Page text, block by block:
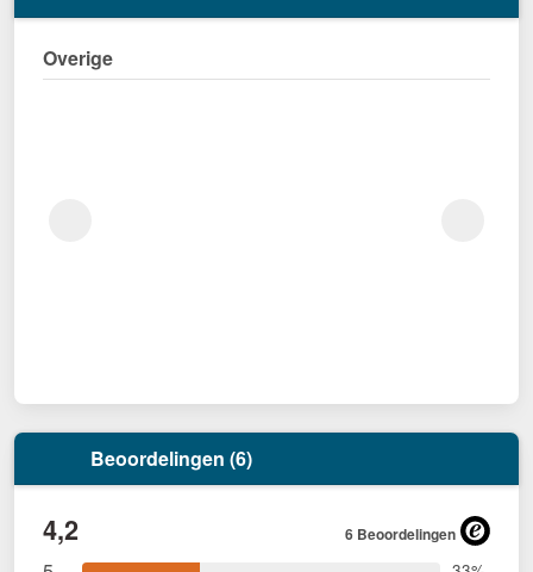
Overige
Beoordelingen (6)
4,2 6 Beoordelingen